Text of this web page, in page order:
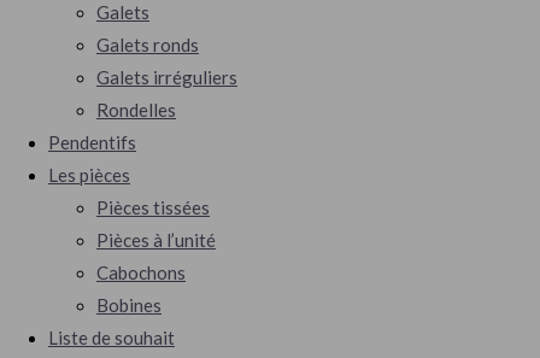
Galets
Galets ronds
Galets irréguliers
Rondelles
Pendentifs
Les pièces
Pièces tissées
Pièces à l’unité
Cabochons
Bobines
Liste de souhait